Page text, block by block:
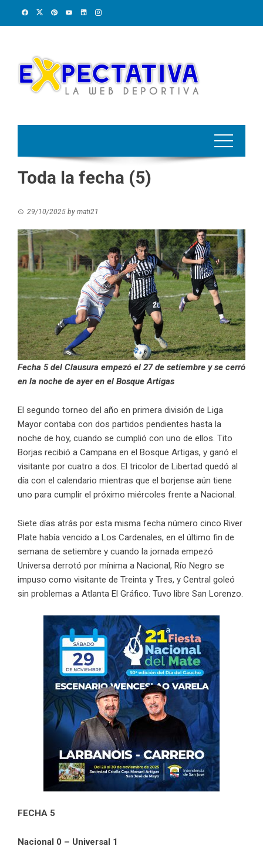
Toda la fecha (5)
29/10/2025 by mati21
Fecha 5 del Clausura empezó el 27 de setiembre y se cerró
en la noche de ayer en el Bosque Artigas
El segundo torneo del año en primera división de Liga
Mayor contaba con dos partidos pendientes hasta la
noche de hoy, cuando se cumplió con uno de ellos. Tito
Borjas recibió a Campana en el Bosque Artigas, y ganó el
visitante por cuatro a dos. El tricolor de Libertad quedó al
día con el calendario mientras que el borjense aún tiene
uno para cumplir el próximo miércoles frente a Nacional.
Siete días atrás por esta misma fecha número cinco River
Plate había vencido a Los Cardenales, en el último fin de
semana de setiembre y cuando la jornada empezó
Universa derrotó por mínima a Nacional, Río Negro se
impuso como visitante de Treinta y Tres, y Central goleó
sin problemas a Atlanta El Gráfico. Tuvo libre San Lorenzo.
FECHA 5
Nacional 0 – Universal 1